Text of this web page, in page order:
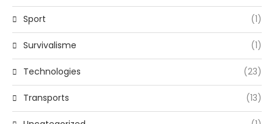
Sport (1)
Survivalisme (1)
Technologies (23)
Transports (13)